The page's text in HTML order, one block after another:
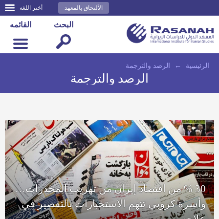
أختر اللغة الألتحاق بالمعهد
القائمه البحث
الرئيسية ← الرصد والترجمة
الرصد والترجمة
30 % من اقتصاد إيران من تهريب المخدرات…
وأسرة كروبي تتهم الاستخبارات بالتقصير في